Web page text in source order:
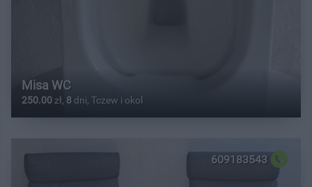
Misa WC
250.00 zł, 8 dni, Tczew i okol
609183543